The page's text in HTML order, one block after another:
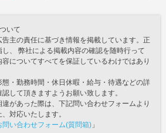
いて
主の責任に基づき情報を掲載しています。正
、 弊社による掲載内容の確認を随時行って
についてすべてを保証しているわけではあり
・勤務時間・休日休暇・給与・待遇などの詳
して頂きますようお願い致します。
があった際は、下記問い合わせフォームより
対応いたします。
い合わせフォーム(質問箱) 」